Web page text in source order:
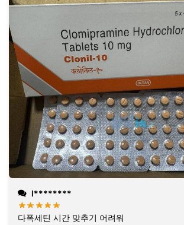
l********
다폭세틴 시간 맞추기 어려워